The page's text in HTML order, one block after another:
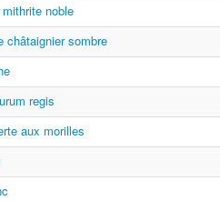
noble
châtaignier sombre
regis
aux morilles